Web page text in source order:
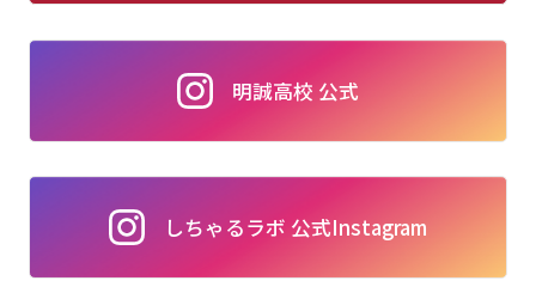
明誠高校 公式
しちゃるラボ 公式Instagram